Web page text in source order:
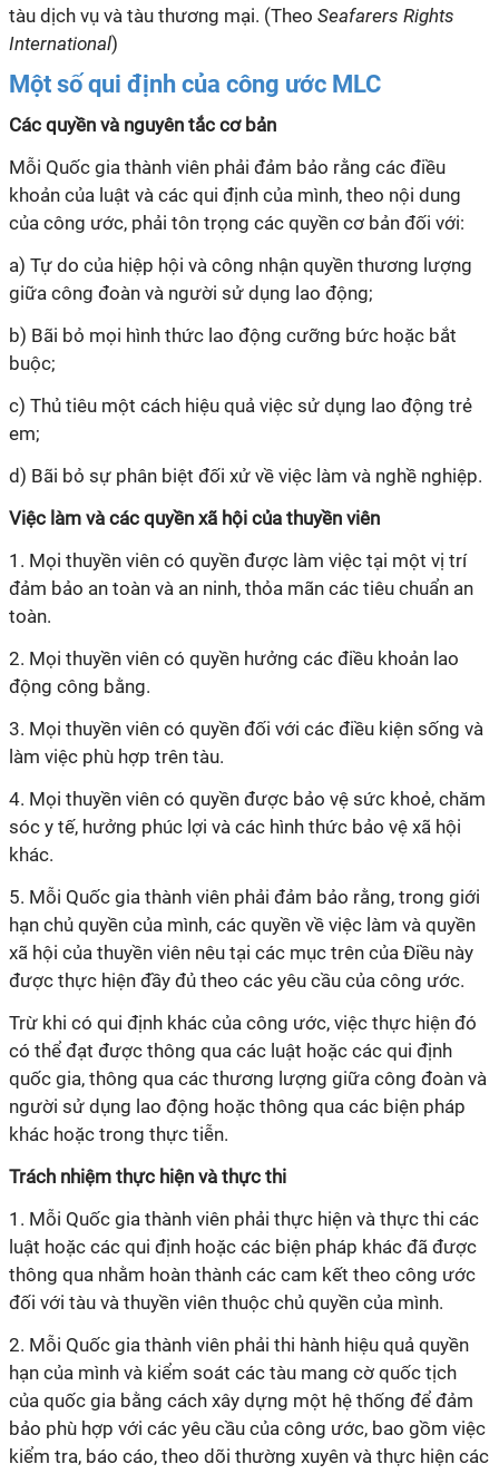
tàu dịch vụ và tàu thương mại. (Theo Seafarers Rights
International)
Một số qui định của công ước MLC
Các quyền và nguyên tắc cơ bản
Mỗi Quốc gia thành viên phải đảm bảo rằng các điều
khoản của luật và các qui định của mình, theo nội dung
của công ước, phải tôn trọng các quyền cơ bản đối với:
a) Tự do của hiệp hội và công nhận quyền thương lượng
giữa công đoàn và người sử dụng lao động;
b) Bãi bỏ mọi hình thức lao động cưỡng bức hoặc bắt
buộc;
c) Thủ tiêu một cách hiệu quả việc sử dụng lao động trẻ
em;
d) Bãi bỏ sự phân biệt đối xử về việc làm và nghề nghiệp.
Việc làm và các quyền xã hội của thuyền viên
1. Mọi thuyền viên có quyền được làm việc tại một vị trí
đảm bảo an toàn và an ninh, thỏa mãn các tiêu chuẩn an
toàn.
2. Mọi thuyền viên có quyền hưởng các điều khoản lao
động công bằng.
3. Mọi thuyền viên có quyền đối với các điều kiện sống và
làm việc phù hợp trên tàu.
4. Mọi thuyền viên có quyền được bảo vệ sức khoẻ, chăm
sóc y tế, hưởng phúc lợi và các hình thức bảo vệ xã hội
khác.
5. Mỗi Quốc gia thành viên phải đảm bảo rằng, trong giới
hạn chủ quyền của mình, các quyền về việc làm và quyền
xã hội của thuyền viên nêu tại các mục trên của Điều này
được thực hiện đầy đủ theo các yêu cầu của công ước.
Trừ khi có qui định khác của công ước, việc thực hiện đó
có thể đạt được thông qua các luật hoặc các qui định
quốc gia, thông qua các thương lượng giữa công đoàn và
người sử dụng lao động hoặc thông qua các biện pháp
khác hoặc trong thực tiễn.
Trách nhiệm thực hiện và thực thi
1. Mỗi Quốc gia thành viên phải thực hiện và thực thi các
luật hoặc các qui định hoặc các biện pháp khác đã được
thông qua nhằm hoàn thành các cam kết theo công ước
đối với tàu và thuyền viên thuộc chủ quyền của mình.
2. Mỗi Quốc gia thành viên phải thi hành hiệu quả quyền
hạn của mình và kiểm soát các tàu mang cờ quốc tịch
của quốc gia bằng cách xây dựng một hệ thống để đảm
bảo phù hợp với các yêu cầu của công ước, bao gồm việc
kiểm tra, báo cáo, theo dõi thường xuyên và thực hiện các